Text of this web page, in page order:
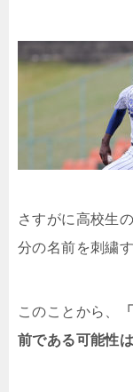
さすがに高校生
分の名前を刺繍
このことから、
前である可能性